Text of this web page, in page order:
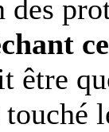
des
être